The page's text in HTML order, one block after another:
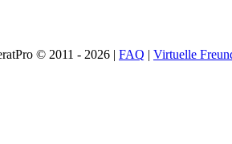
© 2011 - 2026 | FAQ | Virtuelle